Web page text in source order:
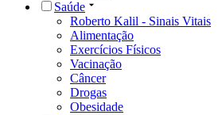
Saúde
Roberto Kalil - Sinais Vitais
Alimentação
Exercícios Físicos
Vacinação
Câncer
Drogas
Obesidade